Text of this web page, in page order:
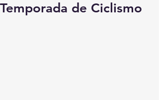
Temporada de Ciclismo